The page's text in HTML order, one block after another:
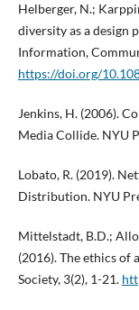
Helberger, N.;
diversity as a design
Information,
https://doi.org/
Jenkins, H. (2006).
Media Collide. NYU
Lobato, R. (2019).
Distribution. NYU
Mittelstadt, B.D.;
(2016). The ethics of
Society, 3(2), 1-21.